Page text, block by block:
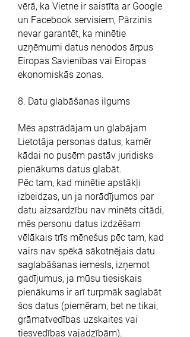
vērā, ka Vietne ir saistīta ar Google
un Facebook servisiem, Pārzinis
nevar garantēt, ka minētie
uzņēmumi datus nenodos ārpus
Eiropas Savienības vai Eiropas
ekonomiskās zonas.
8. Datu glabāšanas ilgums
Mēs apstrādājam un glabājam
Lietotāja personas datus, kamēr
kādai no pusēm pastāv juridisks
pienākums datus glabāt.
Pēc tam, kad minētie apstākļi
izbeidzas, un ja norādījumos par
datu aizsardzību nav minēts citādi,
mēs personu datus izdzēšam
vēlākais trīs mēnešus pēc tam, kad
vairs nav spēkā sākotnējais datu
saglabāšanas iemesls, izņemot
gadījumus, ja mūsu tiesiskais
pienākums ir arī turpmāk saglabāt
šos datus (piemēram, bet ne tikai,
grāmatvedības uzskaites vai
tiesvedības vajadzībām).